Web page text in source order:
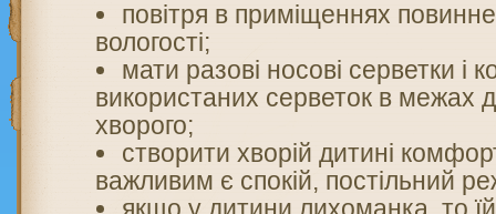
повітря в приміщеннях
вологості;
мати разові носові серветки і
використаних серветок в межах
хворого;
створити хворій дитині
важливим є спокій, постільний